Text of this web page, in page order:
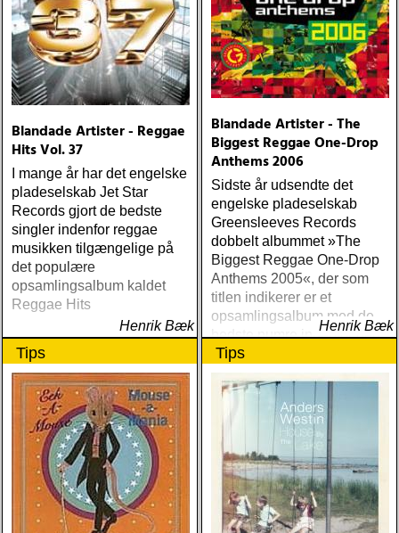
Blandade Artister - Reggae
Hits Vol. 37
I mange år har det engelske
pladeselskab Jet Star
Records gjort de bedste
singler indenfor reggae
musikken tilgængelige på
det populære
opsamlingsalbum kaldet
Reggae Hits
Henrik Bæk
Blandade Artister - The
Biggest Reggae One-Drop
Anthems 2006
Sidste år udsendte det
engelske pladeselskab
Greensleeves Records
dobbelt albummet »The
Biggest Reggae One-Drop
Anthems 2005«, der som
titlen indikerer er et
opsamlingsalbum med de
bedste numre indenfor den
populære reggaestil kaldet
one-drop
Henrik Bæk
Tips Tips